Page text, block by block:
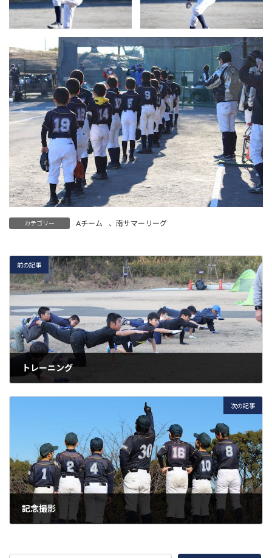
カテゴリー Aチーム 、 南サマーリーグ
前の記事
トレーニング
次の記事
記念撮影